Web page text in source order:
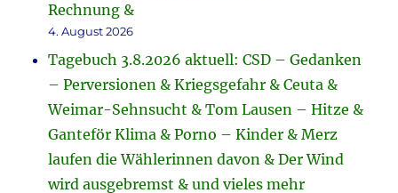
Rechnung &
4. August 2026
Tagebuch 3.8.2026 aktuell: CSD – Gedanken
– Perversionen & Kriegsgefahr & Ceuta &
Weimar-Sehnsucht & Tom Lausen – Hitze &
Ganteför Klima & Porno – Kinder & Merz
laufen die Wählerinnen davon & Der Wind
wird ausgebremst & und vieles mehr